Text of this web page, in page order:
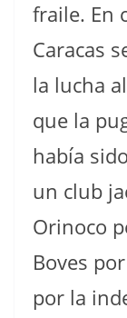
fraile. En
Caracas
la lucha
que la
había
un club
Orinoco
Boves
por la